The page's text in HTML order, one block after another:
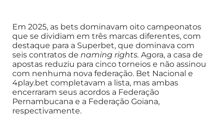
Em 2025, as bets dominavam oito campeonatos
que se dividiam em três marcas diferentes, com
destaque para a Superbet, que dominava com
seis contratos de naming rights. Agora, a casa de
apostas reduziu para cinco torneios e não assinou
com nenhuma nova federação. Bet Nacional e
4play.bet completavam a lista, mas ambas
encerraram seus acordos a Federação
Pernambucana e a Federação Goiana,
respectivamente.